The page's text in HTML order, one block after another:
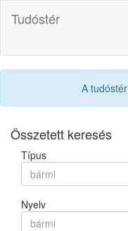
Tudóstér
A tudóstér
Összetett keresés
Típus
bármi
Nyelv
bármi